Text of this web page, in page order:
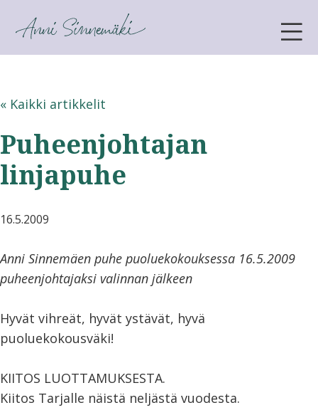
ANNI SINNEMÄKI
« Kaikki artikkelit
Puheenjohtajan
linjapuhe
16.5.2009
Anni Sinnemäen puhe puoluekokouksessa 16.5.2009
puheenjohtajaksi valinnan jälkeen
Hyvät vihreät, hyvät ystävät, hyvä
puoluekokousväki!
KIITOS LUOTTAMUKSESTA.
Kiitos Tarjalle näistä neljästä vuodesta.